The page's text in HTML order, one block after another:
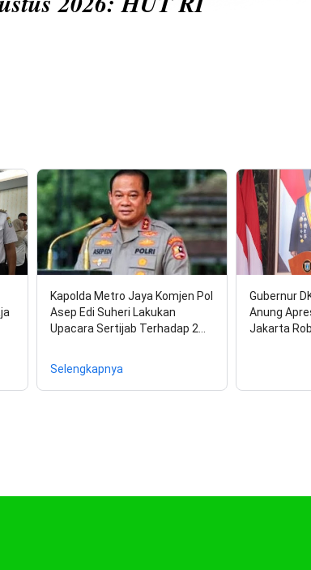
Kapolda Metro Jaya Komjen Pol
Asep Edi Suheri Lakukan
Upacara Sertijab Terhadap 2…
Selengkapnya
Gubernur
Anung
Jakarta